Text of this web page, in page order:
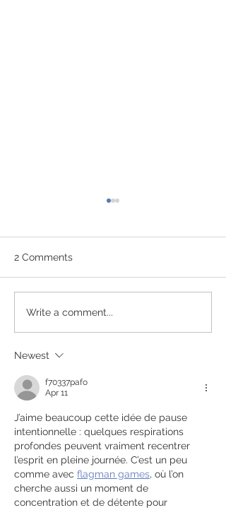
Why Self-Care is
Important
2 Comments
Write a comment...
Newest
f70337pafo
Apr 11
J’aime beaucoup cette idée de pause
intentionnelle : quelques respirations
profondes peuvent vraiment recentrer
l’esprit en pleine journée. C’est un peu
comme avec flagman games, où l’on
cherche aussi un moment de
concentration et de détente pour